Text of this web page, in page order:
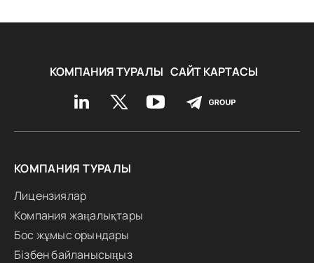
КОМПАНИЯ ТУРАЛЫ САЙТ КАРТАСЫ
КОМПАНИЯ ТУРАЛЫ
Лицензиялар
Компания жаңалықтары
Бос жұмыс орындары
Бізбен байланысыңыз